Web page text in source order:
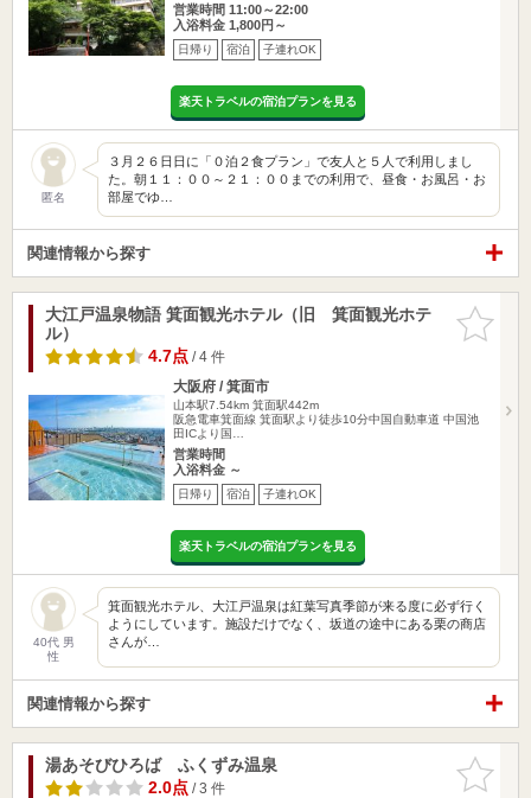
営業時間 11:00～22:00
入浴料金 1,800円～
日帰り 宿泊 子連れOK
楽天トラベルの宿泊プランを見る
匿名
３月２６日日に「０泊２食プラン」で友人と５人で利用しまし
た。朝１１：００～２１：００までの利用で、昼食・お風呂・お
部屋でゆ…
関連情報から探す
お気に入
りに追加
大江戸温泉物語 箕面観光ホテル（旧 箕面観光ホテ
ル）
4.7点/ 4 件
大阪府 / 箕面市
山本駅7.54km 箕面駅442m
阪急電車箕面線 箕面駅より徒歩10分中国自動車道 中国池
田ICより国…
営業時間
入浴料金 ～
日帰り 宿泊 子連れOK
楽天トラベルの宿泊プランを見る
40代 男
性
箕面観光ホテル、大江戸温泉は紅葉写真季節が来る度に必ず行く
ようにしています。施設だけでなく、坂道の途中にある栗の商店
さんが…
関連情報から探す
お気に入
りに追加
湯あそびひろば ふくずみ温泉
2.0点/ 3 件